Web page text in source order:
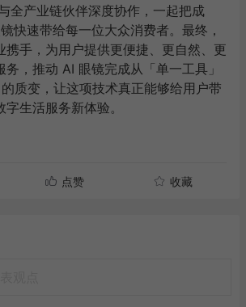
产业链伙伴深度协作，一起把成
快速带给每一位大众消费者。最终，
携手，为用户提供更便捷、更自然、更
，推动 AI 眼镜完成从「单一工具」
质变，让这项技术真正能够给用户带
生活服务新体验。
点赞 收藏